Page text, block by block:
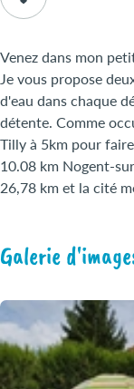
Venez dans mon
Je vous propose
d'eau dans chaque
détente. Comme
Tilly à 5km pour
10.08 km Nogent-
26,78 km et la cité
Galerie